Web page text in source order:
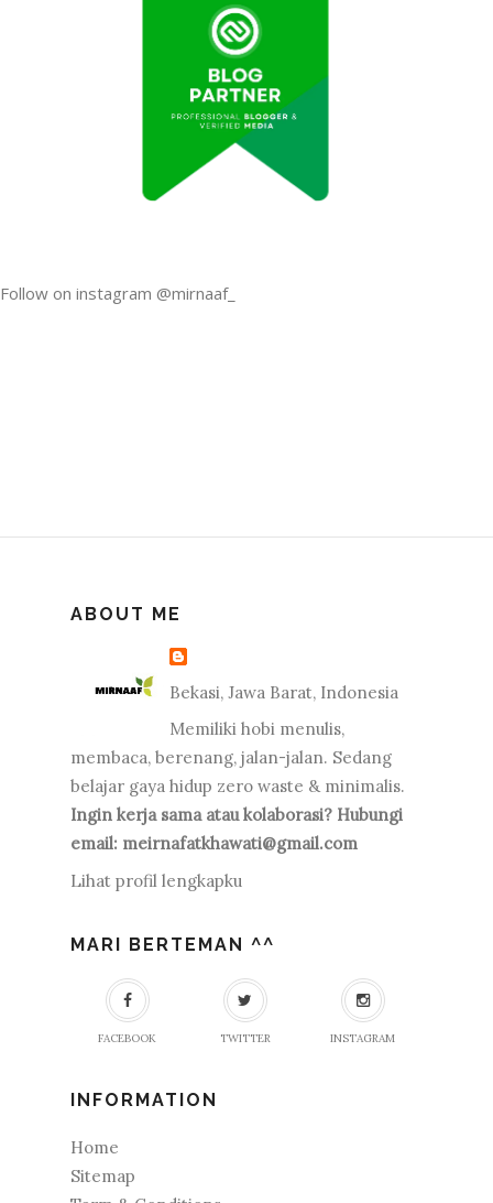
Follow on instagram @mirnaaf_
ABOUT ME
Bekasi, Jawa Barat, Indonesia
Memiliki hobi menulis,
membaca, berenang, jalan-jalan. Sedang
belajar gaya hidup zero waste & minimalis.
Ingin kerja sama atau kolaborasi? Hubungi
email: meirnafatkhawati@gmail.com
Lihat profil lengkapku
MARI BERTEMAN ^^
FACEBOOK TWITTER INSTAGRAM
INFORMATION
Home
Sitemap